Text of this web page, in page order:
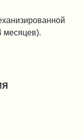
месяцев).